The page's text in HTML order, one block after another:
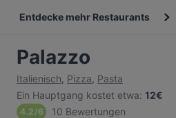
Entdecke mehr Restaurants
Palazzo
Italienisch, Pizza, Pasta
Ein Hauptgang kostet etwa: 12€
4.2 /6 10 Bewertungen